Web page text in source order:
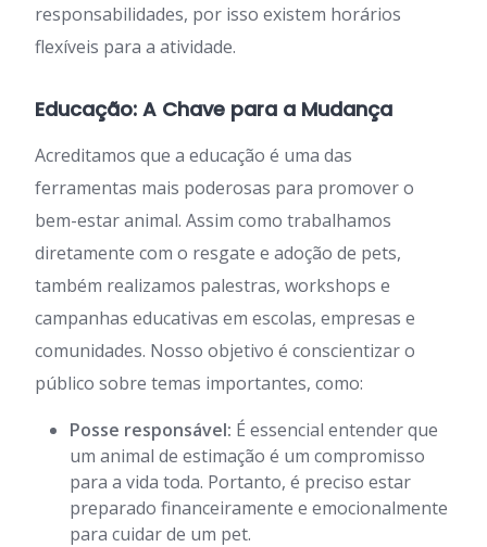
responsabilidades, por isso existem horários
flexíveis para a atividade.
Educação: A Chave para a Mudança
Acreditamos que a educação é uma das
ferramentas mais poderosas para promover o
bem-estar animal. Assim como trabalhamos
diretamente com o resgate e adoção de pets,
também realizamos palestras, workshops e
campanhas educativas em escolas, empresas e
comunidades. Nosso objetivo é conscientizar o
público sobre temas importantes, como:
Posse responsável: É essencial entender que
um animal de estimação é um compromisso
para a vida toda. Portanto, é preciso estar
preparado financeiramente e emocionalmente
para cuidar de um pet.